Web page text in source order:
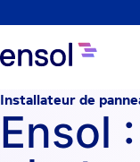
Installateur de
Ensol